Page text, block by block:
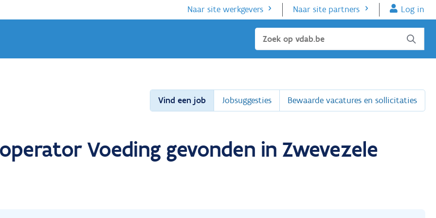
Naar site werkgevers Naar site partners Log in
Sluiten
Vind een job Jobsuggesties Bewaarde vacatures en sollicitaties
Voeding gevonden in Zwevezele